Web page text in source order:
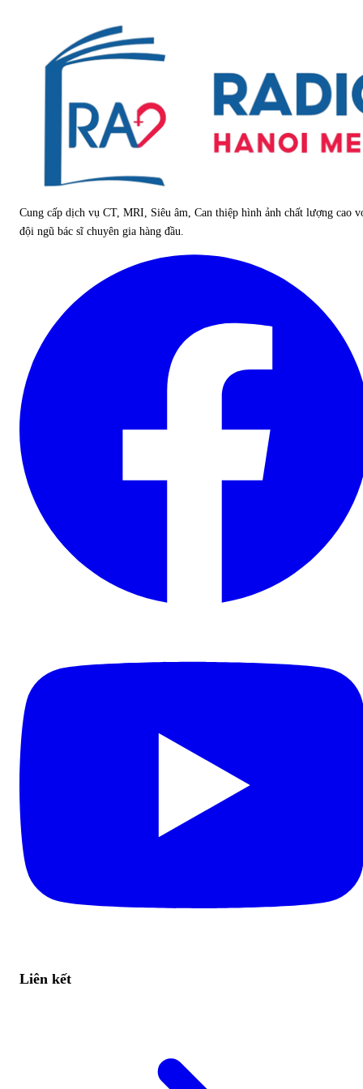
Cung cấp dịch vụ CT, MRI, Siêu âm, Can thiệp hình ảnh chất lượng cao
đội ngũ bác sĩ chuyên gia hàng đầu.
Liên kết